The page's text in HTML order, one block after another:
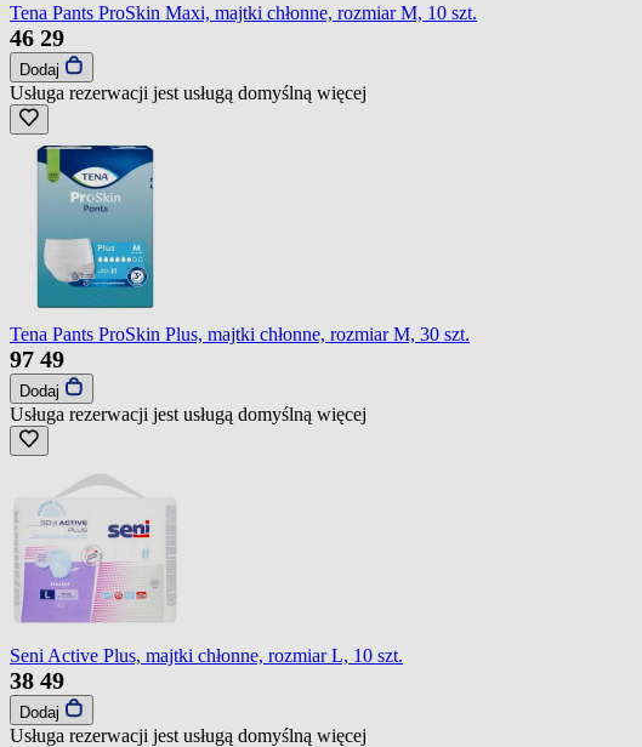
Tena Pants ProSkin Maxi, majtki chłonne, rozmiar M, 10 szt.
46 29
Dodaj
Usługa rezerwacji jest usługą domyślną więcej
Tena Pants ProSkin Plus, majtki chłonne, rozmiar M, 30 szt.
97 49
Dodaj
Usługa rezerwacji jest usługą domyślną więcej
Seni Active Plus, majtki chłonne, rozmiar L, 10 szt.
38 49
Dodaj
Usługa rezerwacji jest usługą domyślną więcej